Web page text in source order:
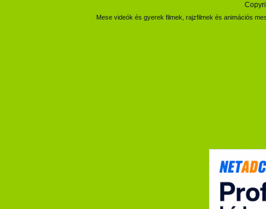
Mese videók és gyerek filmek, rajzfilmek és animációs